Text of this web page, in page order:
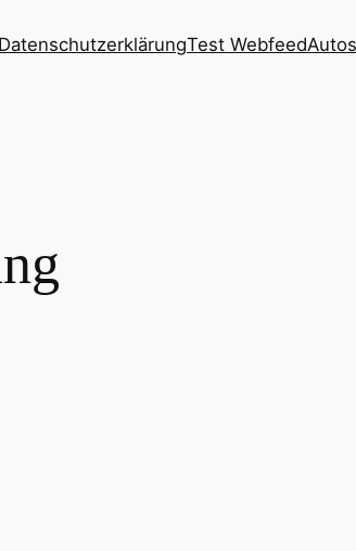
DatenschutzerklärungTest Webfeed